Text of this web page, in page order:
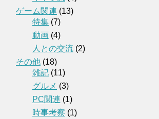
ゲーム関連 (13)
特集 (7)
動画 (4)
人との交流 (2)
その他 (18)
雑記 (11)
グルメ (3)
PC関連 (1)
時事考察 (1)